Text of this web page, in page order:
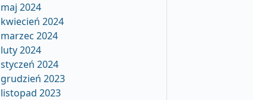
maj 2024
kwiecień 2024
marzec 2024
luty 2024
styczeń 2024
grudzień 2023
listopad 2023